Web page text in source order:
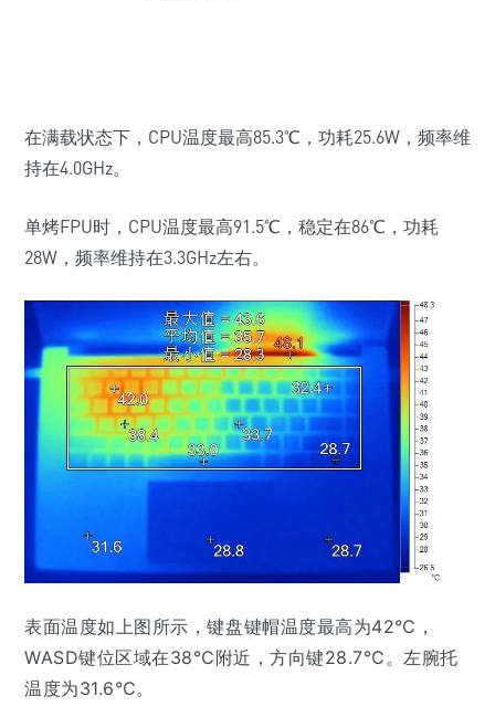
在满载状态下，CPU温度最高85.3℃，功耗25.6W，频率维
持在4.0GHz。
单烤FPU时，CPU温度最高91.5℃，稳定在86℃，功耗
28W，频率维持在3.3GHz左右。
表面温度如上图所示，键盘键帽温度最高为42℃，
WASD键位区域在38℃附近，方向键28.7℃。左腕托
温度为31.6℃。